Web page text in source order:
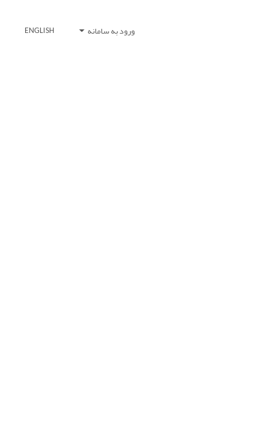
ورود به سامانه ENGLISH